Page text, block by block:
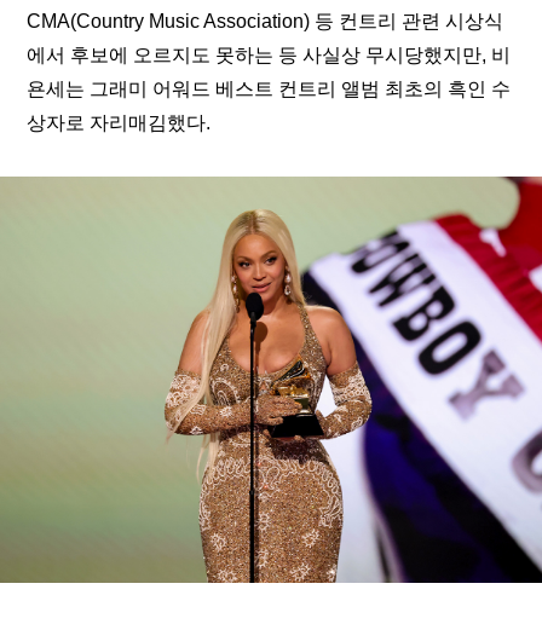
CMA(Country Music Association) 등 컨트리 관련 시상식
에서 후보에 오르지도 못하는 등 사실상 무시당했지만, 비
욘세는 그래미 어워드 베스트 컨트리 앨범 최초의 흑인 수
상자로 자리매김했다.